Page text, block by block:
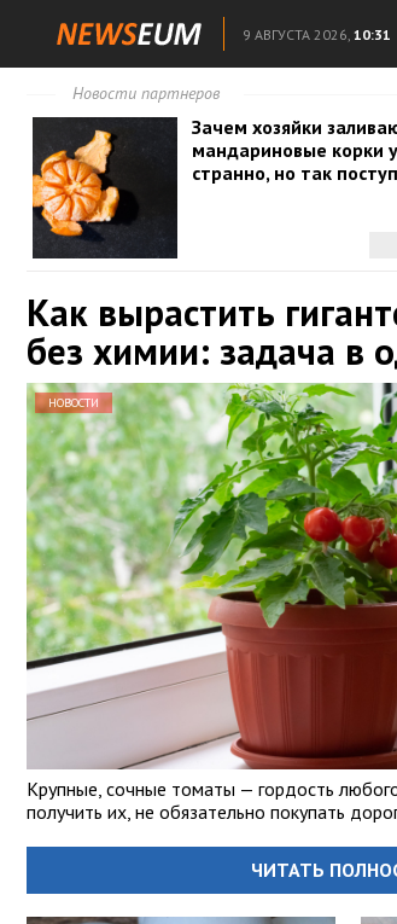
9 АВГУСТА 2026, 10:31
Новости партнеров
Зачем хозяйки
мандариновые корки
странно, но так
Как вырастить
без химии: задача в
НОВОСТИ
Крупные, сочные томаты — гордость
получить их, не обязательно покупать
ЧИТАТЬ